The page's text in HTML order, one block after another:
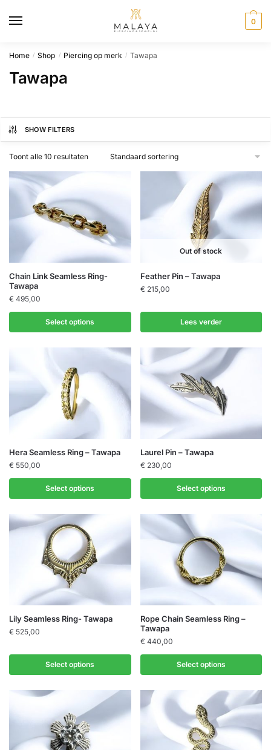
0
Home / Shop / Piercing op merk / Tawapa
Tawapa
SHOW FILTERS
Toont alle 10 resultaten
Chain Link Seamless Ring-
Tawapa
€ 495,00
Select options
Out of stock
Feather Pin – Tawapa
€ 215,00
Lees verder
Hera Seamless Ring – Tawapa
€ 550,00
Select options
Laurel Pin – Tawapa
€ 230,00
Select options
Lily Seamless Ring- Tawapa
€ 525,00
Select options
Rope Chain Seamless Ring –
Tawapa
€ 440,00
Select options